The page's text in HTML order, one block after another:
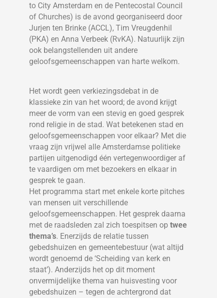
to City Amsterdam en de Pentecostal Council
of Churches) is de avond georganiseerd door
Jurjen ten Brinke (ACCL), Tim Vreugdenhil
(PKA) en Anna Verbeek (RvKA). Natuurlijk zijn
ook belangstellenden uit andere
geloofsgemeenschappen van harte welkom.
Het wordt geen verkiezingsdebat in de
klassieke zin van het woord; de avond krijgt
meer de vorm van een stevig en goed gesprek
rond religie in de stad. Wat betekenen stad en
geloofsgemeenschappen voor elkaar? Met die
vraag zijn vrijwel alle Amsterdamse politieke
partijen uitgenodigd één vertegenwoordiger af
te vaardigen om met bezoekers en elkaar in
gesprek te gaan.
Het programma start met enkele korte pitches
van mensen uit verschillende
geloofsgemeenschappen. Het gesprek daarna
met de raadsleden zal zich toespitsen op twee
thema’s. Enerzijds de relatie tussen
gebedshuizen en gemeentebestuur (wat altijd
wordt genoemd de ‘Scheiding van kerk en
staat’). Anderzijds het op dit moment
onvermijdelijke thema van huisvesting voor
gebedshuizen – tegen de achtergrond dat